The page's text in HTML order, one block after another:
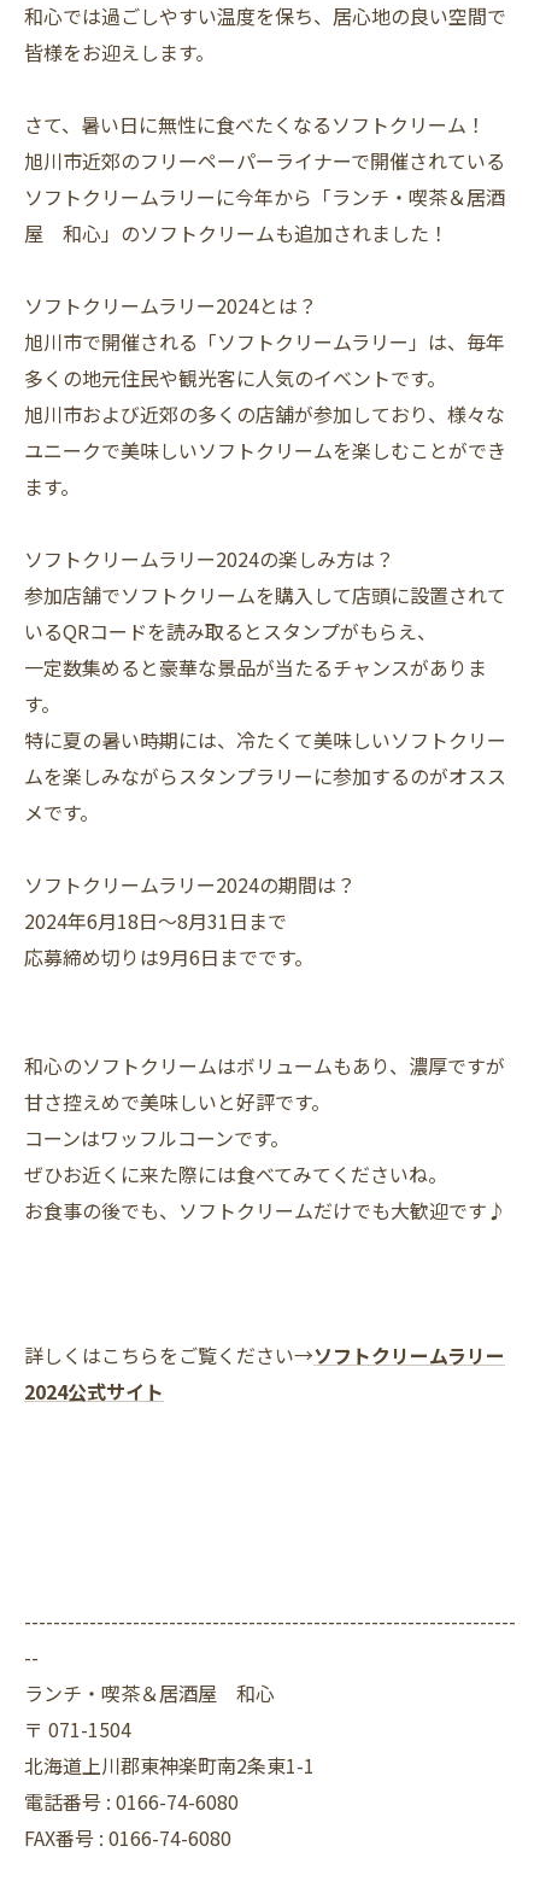
和心では過ごしやすい温度を保ち、居心地の良い空間で
皆様をお迎えします。
さて、暑い日に無性に食べたくなるソフトクリーム！
旭川市近郊のフリーペーパーライナーで開催されている
ソフトクリームラリーに今年から「ランチ・喫茶＆居酒
屋 和心」のソフトクリームも追加されました！
ソフトクリームラリー2024とは？
旭川市で開催される「ソフトクリームラリー」は、毎年
多くの地元住民や観光客に人気のイベントです。
旭川市および近郊の多くの店舗が参加しており、様々な
ユニークで美味しいソフトクリームを楽しむことができ
ます。
ソフトクリームラリー2024の楽しみ方は？
参加店舗でソフトクリームを購入して店頭に設置されて
いるQRコードを読み取るとスタンプがもらえ、
一定数集めると豪華な景品が当たるチャンスがありま
す。
特に夏の暑い時期には、冷たくて美味しいソフトクリー
ムを楽しみながらスタンプラリーに参加するのがオスス
メです。
ソフトクリームラリー2024の期間は？
2024年6月18日～8月31日まで
応募締め切りは9月6日までです。
和心のソフトクリームはボリュームもあり、濃厚ですが
甘さ控えめで美味しいと好評です。
コーンはワッフルコーンです。
ぜひお近くに来た際には食べてみてくださいね。
お食事の後でも、ソフトクリームだけでも大歓迎です♪
詳しくはこちらをご覧ください→ソフトクリームラリー
2024公式サイト
--------------------------------------------------------------------
--
ランチ・喫茶＆居酒屋 和心
〒 071-1504
北海道上川郡東神楽町南2条東1-1
電話番号 : 0166-74-6080
FAX番号 : 0166-74-6080